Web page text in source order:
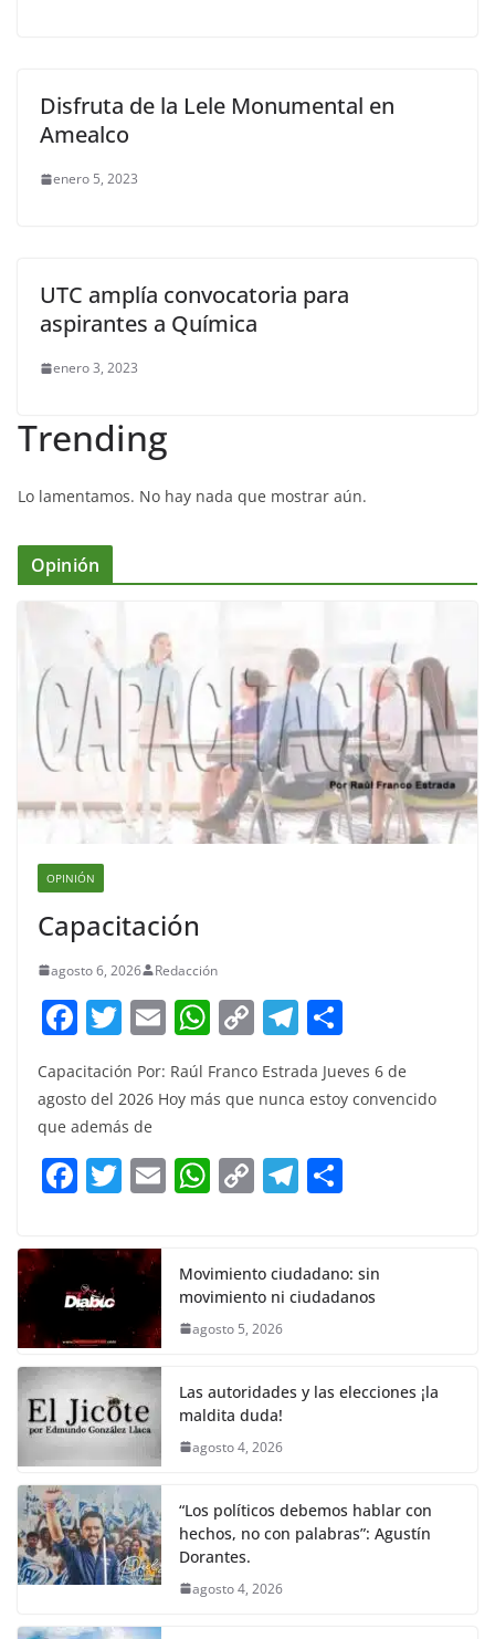
Disfruta de la Lele Monumental en
Amealco
enero 5, 2023
UTC amplía convocatoria para
aspirantes a Química
enero 3, 2023
Trending
Lo lamentamos. No hay nada que mostrar aún.
Opinión
OPINIÓN
Capacitación
agosto 6, 2026 Redacción
F
a
c
e
b
o
k
T
itt
er
E
m
ai
W
at
A
p
C
p
Li
n
T
el
e
a
m
ar
e
Capacitación Por: Raúl Franco Estrada Jueves 6 de
agosto del 2026 Hoy más que nunca estoy convencido
que además de
F
c
e
b
o
o
k
T
itt
er
E W
s
A
p
C
y
Li
k
T
gr
a
e
Movimiento ciudadano: sin
movimiento ni ciudadanos
agosto 5, 2026
Las autoridades y las elecciones ¡la
maldita duda!
agosto 4, 2026
“Los políticos debemos hablar con
hechos, no con palabras”: Agustín
Dorantes.
agosto 4, 2026